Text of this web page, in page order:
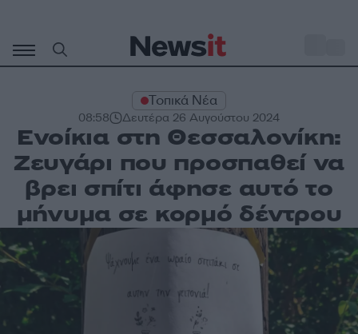
περιεχόμενο
Τοπικά Νέα
08:58 Δευτέρα 26 Αυγούστου 2024
Ενοίκια στη Θεσσαλονίκη:
Ζευγάρι που προσπαθεί να
βρει σπίτι άφησε αυτό το
μήνυμα σε κορμό δέντρου